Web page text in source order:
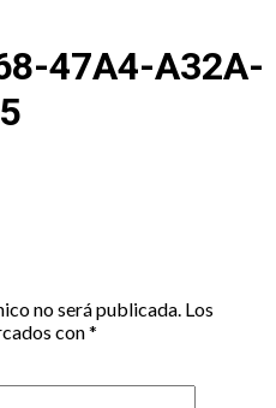
47A4-A32A-
no será publicada. Los
con*